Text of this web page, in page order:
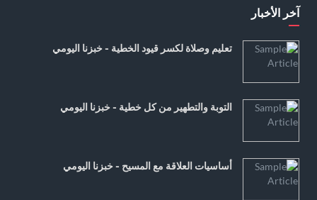
آخر الأخبار
تعليم وصلاة لكسر قيود الخطية - خبزنا اليومي
التوبة والتطهير من كل خطية - خبزنا اليومي
أساسيات العلاقة مع المسيح - خبزنا اليومي